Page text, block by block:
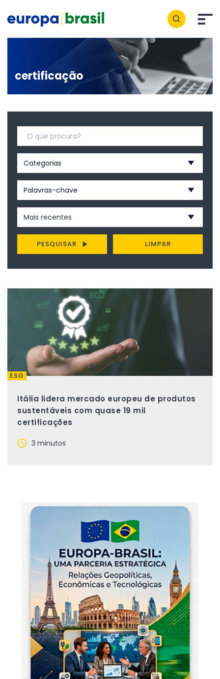
certificação
Categorias
Palavras-chave
Mais recentes
PESQUISAR LIMPAR
ESG
Itália lidera mercado europeu de produtos
sustentáveis com quase 19 mil
certificações
3 minutos